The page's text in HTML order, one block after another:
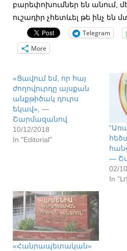
բարեփոխումներ են անում,
ուշադիր չհետևել թե ինչ են
Telegram
More
«Ցավում եմ, որ հայ
ժողովուրդը այսքան
անքթիծակ դուրս
եկավ», —
Շարմազանով
10/12/2018
In "Editorial"
—
02/
In
«Հանրապետական»